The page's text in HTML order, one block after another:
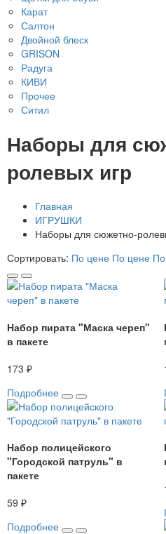
Карат
Салтон
Двойной блеск
GRISON
Радуга
КИВИ
Прочее
Ситил
Наборы для
ролевых игр
Главная
ИГРУШКИ
Наборы для сюжетно-
Сортировать: По цене По цене
Набор пирата "Маска череп"
в пакете
173 ₽
Подробнее
Набор полицейского
"Городской патруль" в
пакете
59 ₽
Подробнее